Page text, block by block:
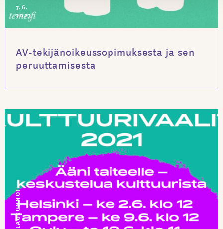
7.6.
2023
AV-tekijänoikeussopimuksesta ja sen
peruuttamisesta
LAUSUNNOT